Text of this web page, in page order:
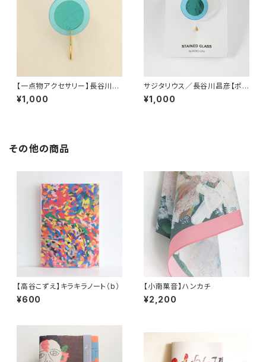
【一点物アクセサリー】長谷川昌
彦／ポニーフック／clearblue
②
¥1,000
サジタリウス／長谷川昌彦【ポニ
ーフック】
¥1,000
その他の商品
【高谷こずえ】キラキラノート（b）
¥600
【小南菓音】ハンカチ
¥2,200